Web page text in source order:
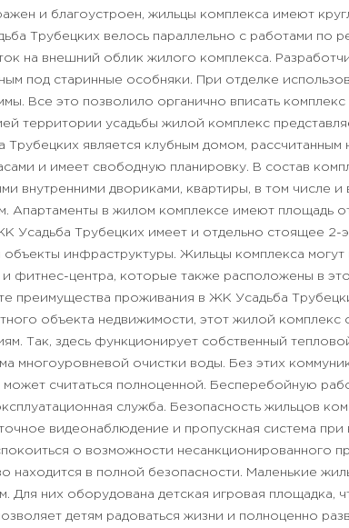
и благоустроен, жильцы комплекса имеют
Трубецких велось параллельно с работами по
на внешний облик жилого комплекса.
под старинные особняки. При отделке
Все это позволило органично вписать
территории усадьбы жилой комплекс
является клубным домом, рассчитанным
и имеет свободную планировку. В состав
внутренними двориками, квартиры, в том числе и
Апартаменты в жилом комплексе имеют площадь
Усадьба Трубецких имеет и отдельно стоящее 2-
инфраструктуры. Жильцы комплекса могут
и фитнес-центра, которые также расположены в
преимущества проживания в ЖК Усадьба
объекта недвижимости, этот жилой комплекс
Так, здесь функционирует собственный
многоуровневой очистки воды. Без этих
может считаться полноценной. Бесперебойную
служба.
Безопасность жильцов
видеонаблюдение и пропускная система
о возможности несанкционированного
находится в полной безопасности.
Маленькие
них оборудована детская игровая площадка,
детям радоваться жизни и полноценно